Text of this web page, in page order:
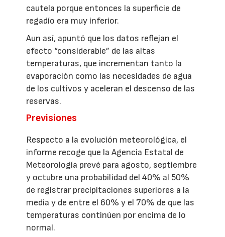
cautela porque entonces la superficie de
regadío era muy inferior.
Aun así, apuntó que los datos reflejan el
efecto “considerable” de las altas
temperaturas, que incrementan tanto la
evaporación como las necesidades de agua
de los cultivos y aceleran el descenso de las
reservas.
Previsiones
Respecto a la evolución meteorológica, el
informe recoge que la Agencia Estatal de
Meteorología prevé para agosto, septiembre
y octubre una probabilidad del 40% al 50%
de registrar precipitaciones superiores a la
media y de entre el 60% y el 70% de que las
temperaturas continúen por encima de lo
normal.